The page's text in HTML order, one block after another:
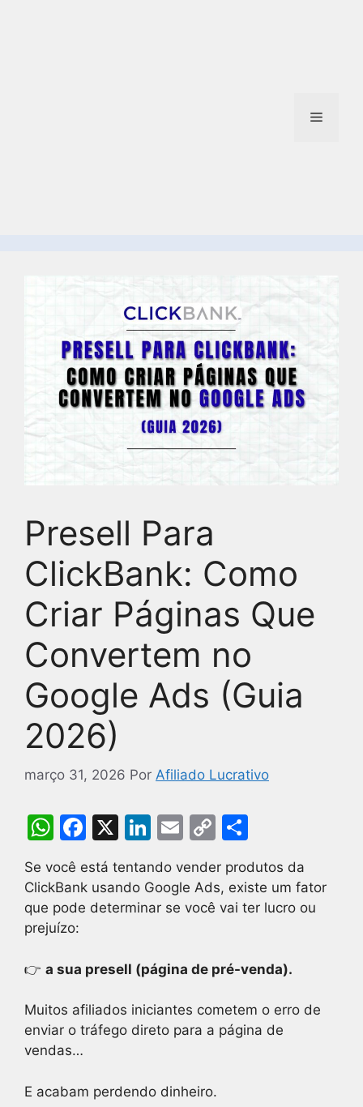
Presell Para
ClickBank: Como
Criar Páginas Que
Convertem no
Google Ads (Guia
2026)
março 31, 2026 Por Afiliado Lucrativo
W
at
s
A
p
F
c
e
o
k
X
Li
n
k
e
n
E
m
ai
l
C
p
y
n
k
h
ar
e
Se você está tentando vender produtos da
ClickBank usando Google Ads, existe um fator
que pode determinar se você vai ter lucro ou
prejuízo:
👉 a sua presell (página de pré-venda).
Muitos afiliados iniciantes cometem o erro de
enviar o tráfego direto para a página de
vendas…
E acabam perdendo dinheiro.